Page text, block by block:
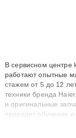
В сервисном центре
работают опытные
стажем от 5 до 12
техники бренда
и оригинальные
проходит обучение
сохранением